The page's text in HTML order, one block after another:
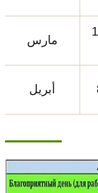
مارس
أبريل